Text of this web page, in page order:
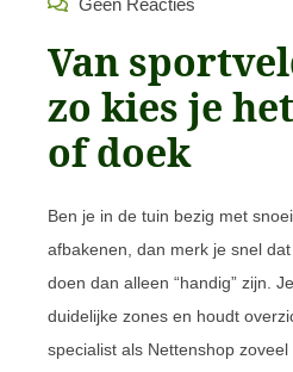
Geen Reacties
Van
zo kies je
of doek
Ben je in de tuin bezig met
afbakenen, dan merk je snel
doen dan alleen “handig” zijn.
duidelijke zones en houdt
specialist als Nettenshop